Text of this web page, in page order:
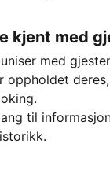
kjent med
med
oppholdet
til